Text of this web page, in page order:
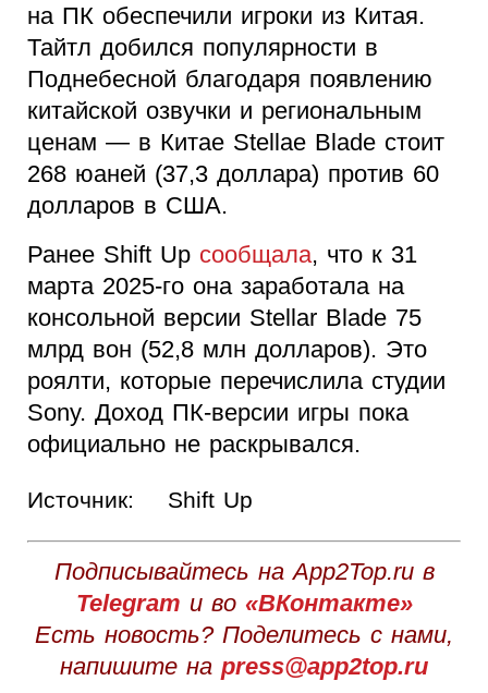
на ПК обеспечили игроки из Китая.
Тайтл добился популярности в
Поднебесной благодаря появлению
китайской озвучки и региональным
ценам — в Китае Stellae Blade стоит
268 юаней (37,3 доллара) против 60
долларов в США.
Ранее Shift Up сообщала, что к 31
марта 2025-го она заработала на
консольной версии Stellar Blade 75
млрд вон (52,8 млн долларов). Это
роялти, которые перечислила студии
Sony. Доход ПК-версии игры пока
официально не раскрывался.
Источник: Shift Up
Подписывайтесь на App2Top.ru в
Telegram и во «ВКонтакте»
Есть новость? Поделитесь с нами,
напишите на press@app2top.ru